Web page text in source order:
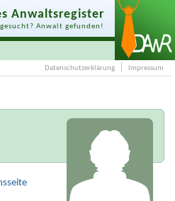
Anwaltsregister
Anwalt gefunden!
Datenschutzerklärung Impressum